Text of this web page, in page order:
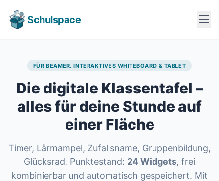
Schulspace
FÜR BEAMER, INTERAKTIVES WHITEBOARD & TABLET
Die digitale Klassentafel –
alles für deine Stunde auf
einer Fläche
Timer, Lärmampel, Zufallsname, Gruppenbildung,
Glücksrad, Punktestand: 24 Widgets, frei
kombinierbar und automatisch gespeichert. Mit